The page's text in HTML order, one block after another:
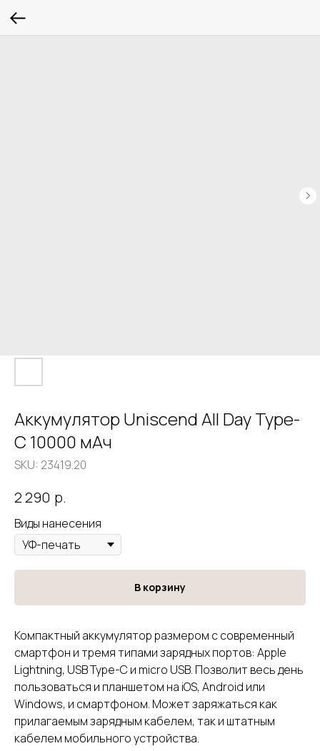
Аккумулятор Uniscend All Day Type-
C 10000 мAч
SKU: 23419.20
2 290 р.
Виды нанесения
В корзину
Компактный аккумулятор размером с современный
смартфон и тремя типами зарядных портов: Apple
Lightning, USB Type-C и micro USB. Позволит весь день
пользоваться и планшетом на iOS, Android или
Windows, и смартфоном. Может заряжаться как
прилагаемым зарядным кабелем, так и штатным
кабелем мобильного устройства.